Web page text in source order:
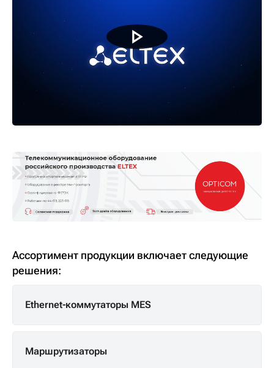
Ассортимент продукции включает следующие
решения:
Ethernet-коммутаторы MES
Маршрутизаторы